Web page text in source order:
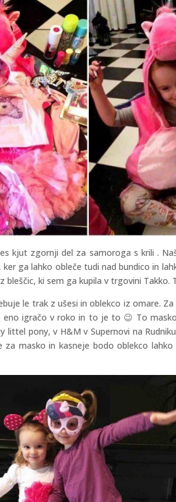
kjut zgornji del za samoroga s krili .
ga lahko obleče tudi nad bundico in
ki sem ga kupila v trgovini Takko.
le trak z ušesi in oblekco iz omare. Za
igračo v roko in to je to 😉 To
pony, v H&M v Supernovi na
masko in kasneje bodo oblekco